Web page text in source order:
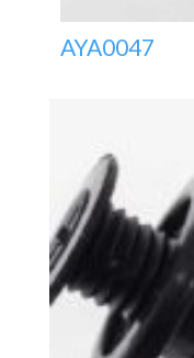
AYA0047